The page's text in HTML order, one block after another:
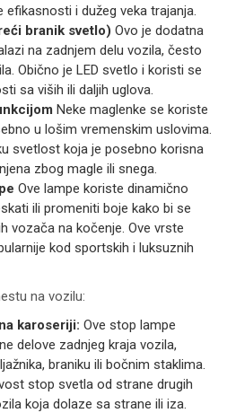
i dužeg veka trajanja.
branik svetlo) Ovo je dodatna
na zadnjem delu vozila, često
Obično je LED svetlo i koristi se
sa viših ili daljih uglova.
Neke maglenke se koriste
u lošim vremenskim uslovima.
svetlost koja je posebno korisna
zbog magle ili snega.
Ove lampe koriste dinamično
ili promeniti boje kako bi se
vozača na kočenje. Ove vrste
kod sportskih i luksuznih
na vozilu:
karoseriji: Ove stop lampe
delove zadnjeg kraja vozila,
braniku ili bočnim staklima.
stop svetla od strane drugih
koja dolaze sa strane ili iza.